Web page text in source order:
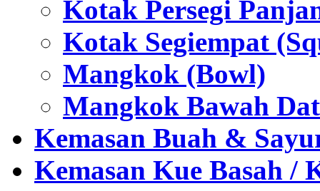
Kotak Persegi
Kotak Segiempat
Mangkok (Bowl)
Mangkok Bawah
Kemasan Buah &
Kemasan Kue Basah /